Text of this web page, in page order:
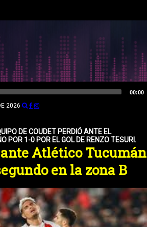
00:00
2026
DE COUDET PERDIÓ ANTE EL
POR 1-0 POR EL GOL DE RENZO TESURI.
Atlético Tucumán
en la zona B